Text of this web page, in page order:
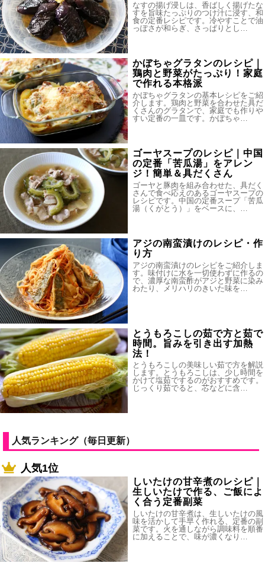
なすの揚げ浸しは、香ばしく揚げたな
すを旨味たっぷりのつけ汁に浸す、和
食の定番レシピです。冷やすことで油
っぽさが和らぎ、さっぱりとし…
かぼちゃグラタンのレシピ｜
鶏肉と野菜がたっぷり！家庭
で作れる本格派
かぼちゃグラタンの基本レシピをご紹
介します。鶏肉と野菜を合わせた具だ
くさんのグラタンで、家庭でも作りや
すい定番の一皿です。かぼちゃ…
ゴーヤスープのレシピ｜中国
の定番「苦瓜湯」をアレン
ジ！簡単＆具だくさん
ゴーヤと豚肉を組み合わせた、具だく
さんで食べ応えのあるゴーヤスープの
レシピです。中国の定番スープ「苦瓜
湯（くがとう）」をベースに、…
アジの南蛮漬けのレシピ・作
り方
アジの南蛮漬けのレシピをご紹介しま
す。味付けに水を一切使わずに作るの
で、濃厚な南蛮酢がアジと野菜に染み
わたり、メリハリのきいた味を…
とうもろこしの茹で方と茹で
時間。旨みを引き出す加熱
法！
とうもろこしの美味しい茹で方を解説
します。とうもろこしは、少し時間を
かけて塩茹でするのがおすすめです。
じっくり茹でると、芯などに含…
人気ランキング（毎日更新）
人気1位
しいたけの甘辛煮のレシピ｜
生しいたけで作る、ご飯によ
く合う定番副菜
しいたけの甘辛煮は、生しいたけの風
味を活かして手早く作れる、定番の副
菜です。火を通しながら調味料を順番
に加えることで、味が濃くなり…